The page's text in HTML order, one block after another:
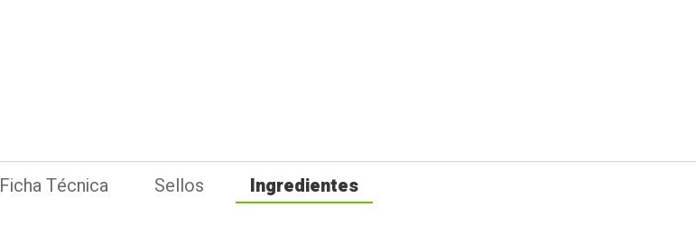
Ficha Técnica Sellos Ingredientes